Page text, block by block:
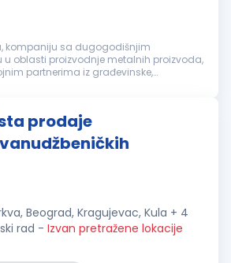
kompaniju sa dugogodišnjim
u oblasti proizvodnje metalnih proizvoda,
partnerima iz građevinske,
prodaje
Beograd, Kragujevac, Kula + 4
rad - Izvan pretražene lokacije